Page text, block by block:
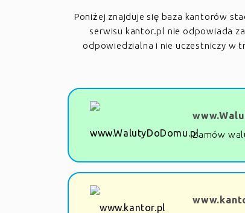
Poniżej znajduje się baza kantorów
serwisu kantor.pl nie odpowiada
odpowiedzialna i nie uczestniczy w
Zamów